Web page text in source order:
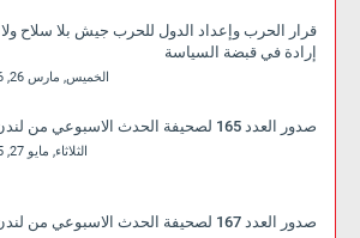
قرار الحرب وإعداد الدول للحرب جيش بلا سلاح ولا
إرادة في قبضة السياسة
الخميس, مارس 26, 2026
صدور العدد 165 لصحيفة الحدث الاسبوعي من لندن
الثلاثاء, مايو 27, 2025
صدور العدد 167 لصحيفة الحدث الاسبوعي من لندن